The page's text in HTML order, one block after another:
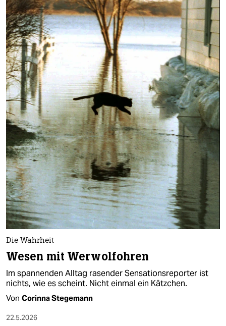
Die Wahrheit
Wesen mit Werwolfohren​
Im spannenden Alltag rasender Sensationsreporter ist
nichts, wie es scheint. Nicht einmal ein Kätzchen​.
Von Corinna Stegemann
22.5.2026